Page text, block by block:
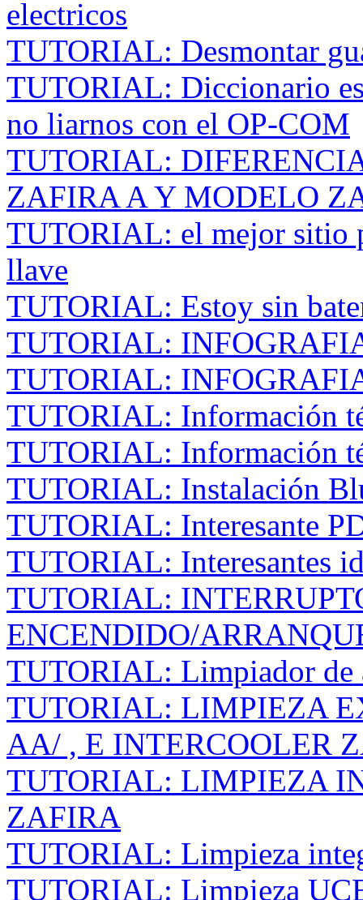
electricos
TUTORIAL: Desmontar
TUTORIAL: Diccionario
no liarnos con el OP-COM
TUTORIAL:
ZAFIRA A Y MODELO
TUTORIAL: el mejor sitio
llave
TUTORIAL: Estoy sin
TUTORIAL:
TUTORIAL:
TUTORIAL: Información
TUTORIAL: Información
TUTORIAL: Instalación
TUTORIAL: Interesante
TUTORIAL: Interesantes
TUTORIAL:
ENCENDIDO/
TUTORIAL: Limpiador de
TUTORIAL: LIMPIEZA
AA/ , E INTERCOOLER
TUTORIAL: LIMPIEZA
ZAFIRA
TUTORIAL: Limpieza
TUTORIAL: Limpieza